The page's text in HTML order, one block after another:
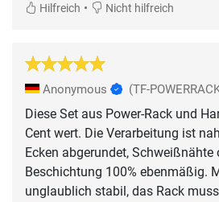
Hilfreich • Nicht hilfreich
Anonymous (TF-
Diese Set aus Power-Rack und
Cent wert. Die Verarbeitung ist
Ecken abgerundet, Schweißnähte
Beschichtung 100% ebenmäßig.
unglaublich stabil, das Rack